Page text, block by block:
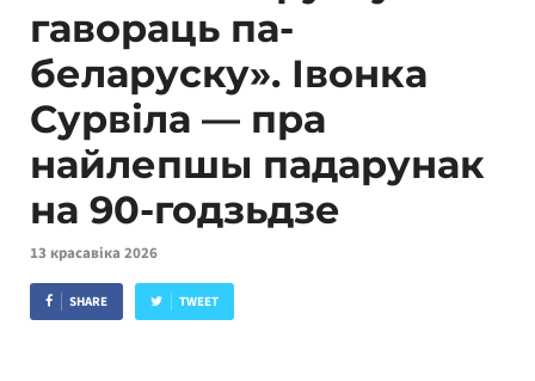
гавораць па-
беларуску». Івонка
Сурвіла — пра
найлепшы падарунак
на 90-годзьдзе
13 красавіка 2026
SHARE TWEET